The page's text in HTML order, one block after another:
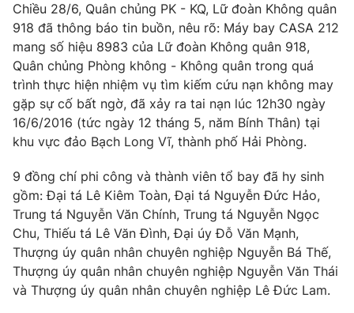
Giải sao mai
Làm đẹp
Chất lượng cuộc sống
Tuyển sinh
Học trực tuyến
Công nghệ
Hitech Công nghệ tương lai
Sản phẩm
Thị trường
Tư vấn
Giao lưu trực tuyến
Lịch phát sóng
Chuyên mục khác
Emagazine Podcast
Photo Infographic
Chiều 28/6, Quân chủng PK - KQ, Lữ đoàn Không quân
918 đã thông báo tin buồn, nêu rõ: Máy bay CASA 212
mang số hiệu 8983 của Lữ đoàn Không quân 918,
Quân chủng Phòng không - Không quân trong quá
trình thực hiện nhiệm vụ tìm kiếm cứu nạn không may
gặp sự cố bất ngờ, đã xảy ra tai nạn lúc 12h30 ngày
16/6/2016 (tức ngày 12 tháng 5, năm Bính Thân) tại
khu vực đảo Bạch Long Vĩ, thành phố Hải Phòng.
9 đồng chí phi công và thành viên tổ bay đã hy sinh
gồm: Đại tá Lê Kiêm Toàn, Đại tá Nguyễn Đức Hảo,
Trung tá Nguyễn Văn Chính, Trung tá Nguyễn Ngọc
Chu, Thiếu tá Lê Văn Đình, Đại úy Đỗ Văn Mạnh,
Thượng úy quân nhân chuyên nghiệp Nguyễn Bá Thế,
Thượng úy quân nhân chuyên nghiệp Nguyễn Văn Thái
và Thượng úy quân nhân chuyên nghiệp Lê Đức Lam.